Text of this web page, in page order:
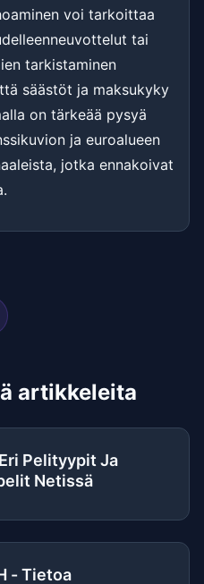
voi tarkoittaa
tai
tarkistaminen
säästöt ja maksukyky
on tärkeää pysyä
ja euroalueen
jotka ennakoivat
artikkeleita
Pelityypit Ja
Netissä
- Tietoa